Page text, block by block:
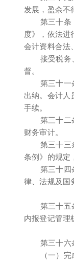
发展，盈余不
第三十条
度》，依法进
会计资料合法
接受税务
督。
第三十一
出纳。会计人
手续。
第三十二
财务审计。
第三十三
条例》的规定
第三十四
律、法规及国
第三十五
内报登记管理
第三十六
（一）